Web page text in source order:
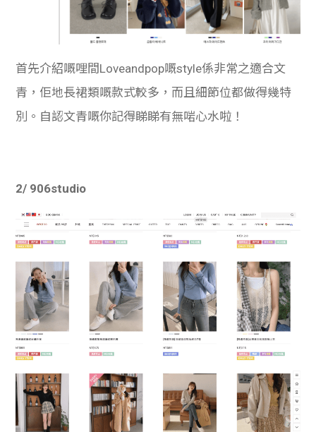
首先介紹嘅哩間Loveandpop嘅style係非常之適合文
青，佢地長裙類嘅款式較多，而且細節位都做得幾特
別。自認文青嘅你記得睇睇有無啱心水啦！
2/ 906studio